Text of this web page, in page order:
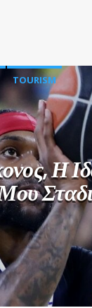
TOURISM
Η